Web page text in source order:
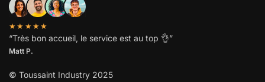
★★★★★
“Très bon accueil, le service est au top 👌”
Matt P.
© Toussaint Industry 2025